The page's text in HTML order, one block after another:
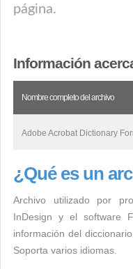
página.
Información
Nombre completo del archivo
Adobe Acrobat Dictionary
¿Qué es un
Archivo utilizado por
InDesign y el software
información del
Soporta varios idiomas.